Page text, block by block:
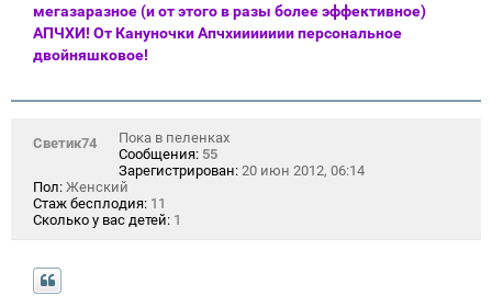
мегазаразное (и от этого в разы более эффективное)
АПЧХИ! От Кануночки Апчхиииииии персональное
двойняшковое!
Светик74
Пока в пеленках
Сообщения: 55
Зарегистрирован: 20 июн 2012, 06:14
Пол: Женский
Стаж бесплодия: 11
Сколько у вас детей: 1